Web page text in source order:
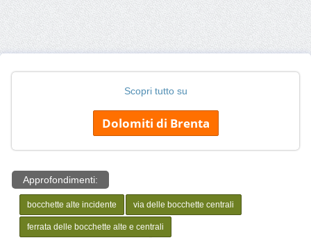
Scopri tutto su
Dolomiti di Brenta
Approfondimenti:
bocchette alte incidente via delle bocchette centrali
ferrata delle bocchette alte e centrali